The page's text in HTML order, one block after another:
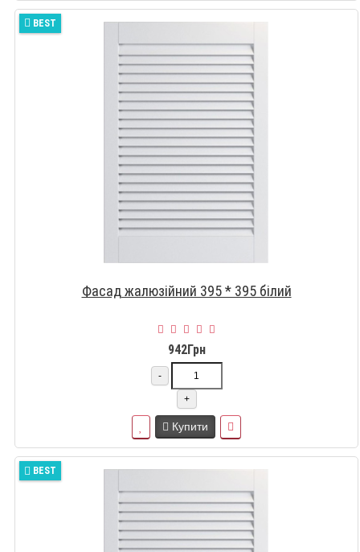
BEST
Фасад жалюзійний 395 * 395 білий
942Грн
-
+
Купити
BEST